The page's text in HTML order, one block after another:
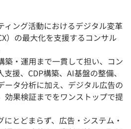
ィング活動におけるデジタル変革
）の最大化を支援するコンサル
築・運用まで一貫して担い、コン
援、CDP構築、AI基盤の整備、
ータ分析に加え、デジタル広告の
効果検証までをワンストップで提
とどまらず、広告・システム・